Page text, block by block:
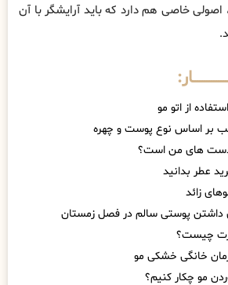
خاصی هم دارد که باید آرایشگر با آن
از اتو مو
بر اساس نوع پوست و چهره
های من است؟
عطر بدانید
زائد
داشتن پوستی سالم در فصل زمستان
چیست؟
خانگی خشکی مو
مو چکار کنیم؟